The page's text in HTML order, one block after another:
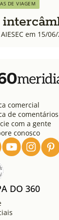
DE VIAGEM
em 15/
comercial
de
com a gente
conosco
DO 360